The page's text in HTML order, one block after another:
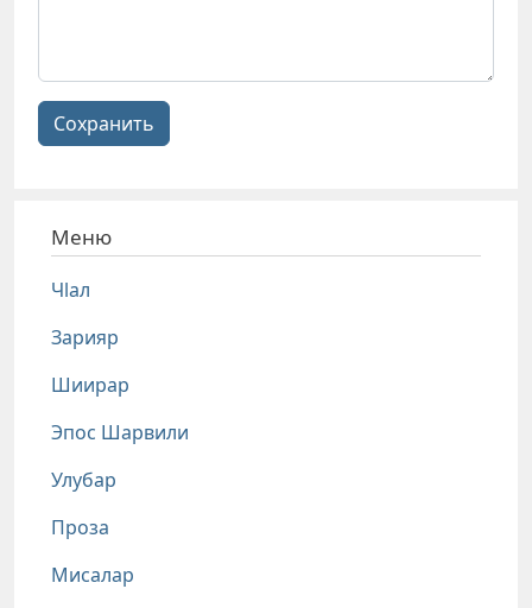
Сохранить
Меню
Чlал
Зарияр
Шиирар
Эпос Шарвили
Улубар
Проза
Мисалар